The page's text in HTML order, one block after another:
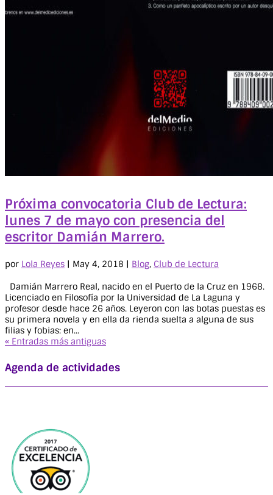
Próxima convocatoria Club de Lectura:
lunes 7 de mayo con presencia del
escritor Damián Marrero.
por Lola Reyes | May 4, 2018 | Blog, Club de Lectura
Damián Marrero Real, nacido en el Puerto de la Cruz en 1968.
Licenciado en Filosofía por la Universidad de La Laguna y
profesor desde hace 26 años. Leyeron con las botas puestas es
su primera novela y en ella da rienda suelta a alguna de sus
filias y fobias: en...
« Entradas más antiguas
Agenda de actividades